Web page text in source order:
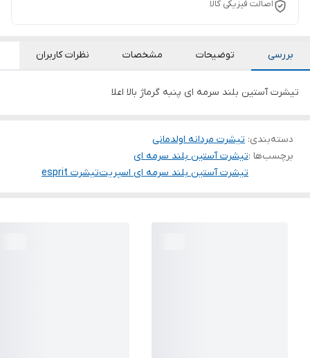
اصالت فیزیکی کالا
بررسی توضیحات مشخصات نظرات کاربران
تیشرت آستین بلند سرمه ای پنبه گرماژ بالا اعلا
دسته‌بندی: تیشرت مردانه اولدمانی
برچسب‌ها :تیشرت آستین بلند سرمه ای
تیشرت آستین بلند سرمه ای اسپریتتیشرت esprit